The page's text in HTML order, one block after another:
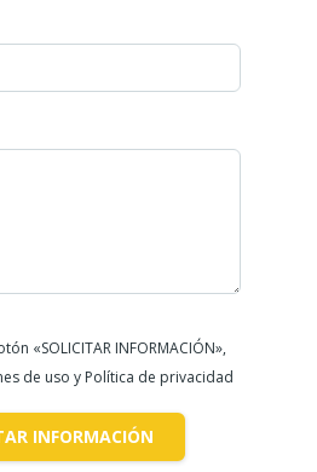
«SOLICITAR INFORMACIÓN»,
de uso y Política de privacidad
INFORMACIÓN